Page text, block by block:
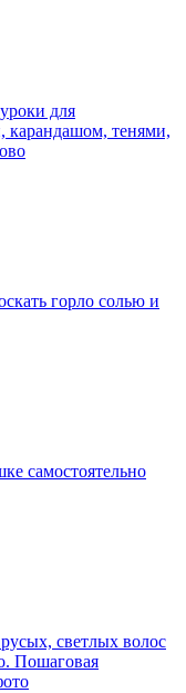
для
карандашом, тенями,
горло солью и
самостоятельно
светлых волос
Пошаговая